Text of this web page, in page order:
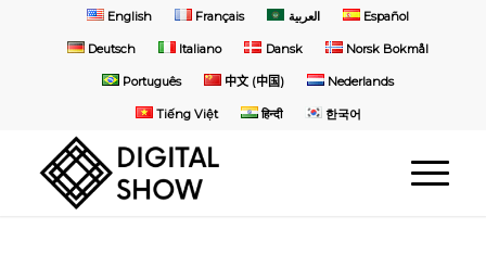
English Français العربية Español
Deutsch Italiano Dansk Norsk Bokmål
Português 中文 (中国) Nederlands
Tiếng Việt हिन्दी 한국어